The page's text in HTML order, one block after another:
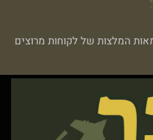
המלצות של לקוחות מרוצים